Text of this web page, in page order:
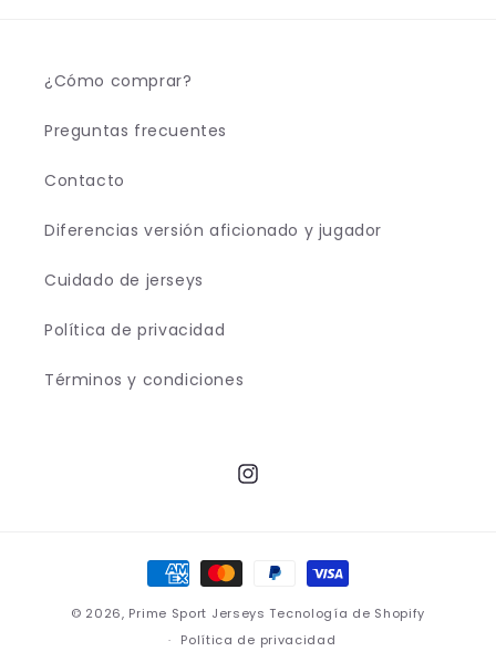
¿Cómo comprar?
Preguntas frecuentes
Contacto
Diferencias versión aficionado y jugador
Cuidado de jerseys
Política de privacidad
Términos y condiciones
Instagram
Formas
de
pago
© 2026, Prime Sport Jerseys Tecnología de Shopify
Política de privacidad